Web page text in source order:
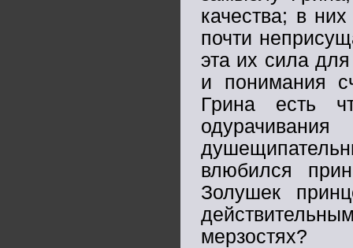
качества; в
почти
эта их сила
и понимания
Грина есть
влюбился
Золушек
мерзостях?